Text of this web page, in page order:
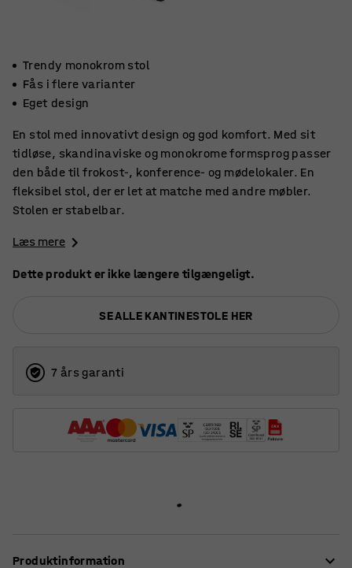
Trendy monokrom stol
Fås i flere varianter
Eget design
En stol med innovativt design og god komfort. Med sit
tidløse, skandinaviske og monokrome formsprog passer
den både til frokost-, konference- og mødelokaler. En
fleksibel stol, der er let at matche med andre møbler.
Stolen er stabelbar.
Læs mere
Dette produkt er ikke længere tilgængeligt.
SE ALLE KANTINESTOLE HER
7 års garanti
Produktinformation